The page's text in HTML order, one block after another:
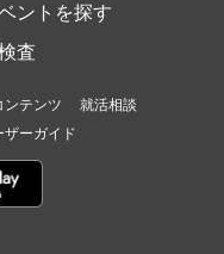
ントを探す
査
ンテンツ
就活相談
ザーガイド